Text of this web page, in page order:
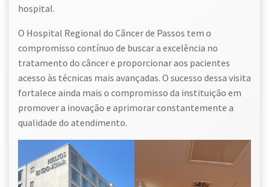
hospital.
O Hospital Regional do Câncer de Passos tem o
compromisso contínuo de buscar a excelência no
tratamento do câncer e proporcionar aos pacientes
acesso às técnicas mais avançadas. O sucesso dessa visita
fortalece ainda mais o compromisso da instituição em
promover a inovação e aprimorar constantemente a
qualidade do atendimento.